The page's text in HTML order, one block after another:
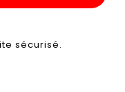
sécurisé.